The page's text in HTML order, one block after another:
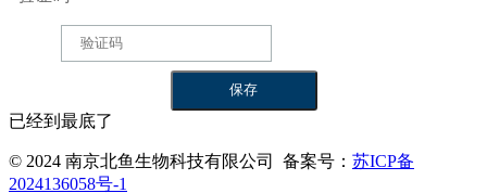
已经到最底了
© 2024 南京北鱼生物科技有限公司 备案号： 苏ICP备
2024136058号-1